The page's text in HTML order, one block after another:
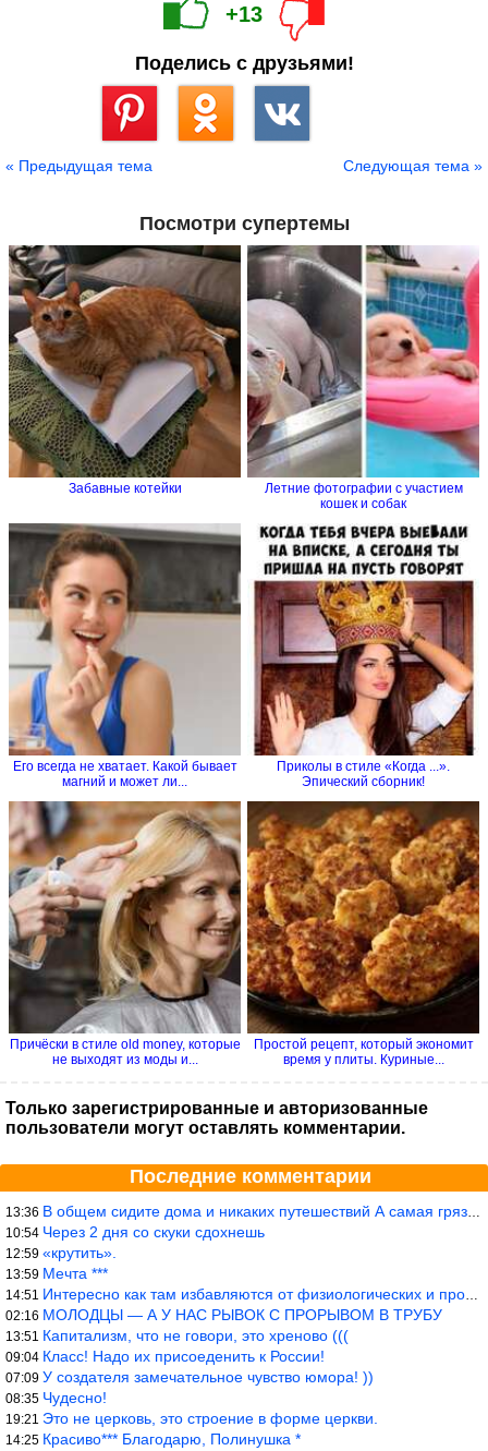
+13
Поделись с друзьями!
« Предыдущая тема Следующая тема »
Посмотри супертемы
Забавные котейки
Летние фотографии с участием
кошек и собак
Его всегда не хватает. Какой бывает
магний и может ли...
Приколы в стиле «Когда ...».
Эпический сборник!
Причёски в стиле old money, которые
не выходят из моды и...
Простой рецепт, который экономит
время у плиты. Куриные...
Только зарегистрированные и авторизованные
пользователи могут оставлять комментарии.
Последние комментарии
13:36 В общем сидите дома и никаких путешествий А самая грязная в от
10:54 Через 2 дня со скуки сдохнешь
12:59 «крутить».
13:59 Мечта ***
14:51 Интересно как там избавляются от физиологических и прочих отходо
02:16 МОЛОДЦЫ — А У НАС РЫВОК С ПРОРЫВОМ В ТРУБУ
13:51 Капитализм, что не говори, это хреново (((
09:04 Класс! Надо их присоеденить к России!
07:09 У создателя замечательное чувство юмора! ))
08:35 Чудесно!
19:21 Это не церковь, это строение в форме церкви.
14:25 Красиво*** Благодарю, Полинушка *